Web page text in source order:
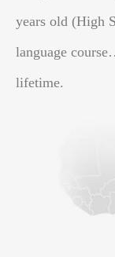
years old (High
language
lifetime.